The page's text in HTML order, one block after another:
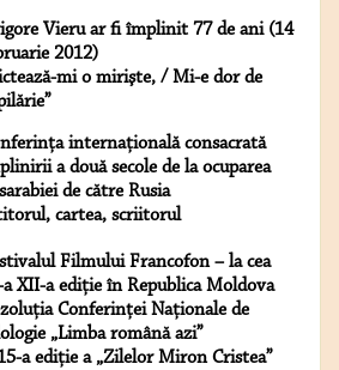
Vieru ar fi împlinit 77 de ani (14
2012)
mi o mirişte, / Mi-e dor de
internaţională consacrată
a două secole de la ocuparea
de către Rusia
cartea, scriitorul
Filmului Francofon – la cea
a XII-a ediţie în Republica Moldova
Conferinţei Naţionale de
„Limba română azi”
a ediţie a „Zilelor Miron Cristea”